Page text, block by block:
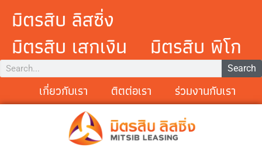
มิตรสิบ ลิสซิ่ง
มิตรสิบ เสกเงิน
มิตรสิบ พิโก
Search
เกี่ยวกับเรา ติตต่อเรา ร่วมงานกับเรา